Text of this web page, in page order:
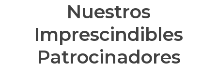
Nuestros
Imprescindibles
Patrocinadores